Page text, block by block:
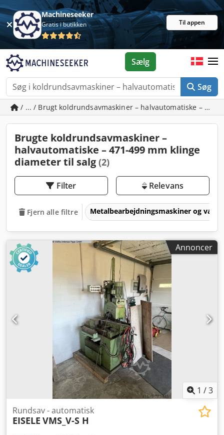
Machineseeker
Gratis i butikken Til appen
Søg
Sælg
/ ... / Brugt koldrundsavmaskiner – halvautomatiske –
Brugte koldrundsavmaskiner –
halvautomatiske – 471-499 mm klinge
diameter til salg (2)
Filter Relevans
Fjern alle filtre Metalbearbejdningsmaskiner og
Annoncer
1 /3
Rundsav - automatisk
EISELE VMS_V-S H